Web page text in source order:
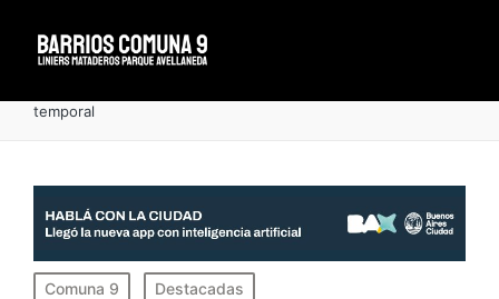
temporal
Publicado
Comuna 9 Destacadas